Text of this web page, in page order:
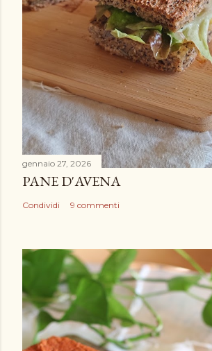
gennaio 27, 2026
PANE D'AVENA
Condividi 9 commenti